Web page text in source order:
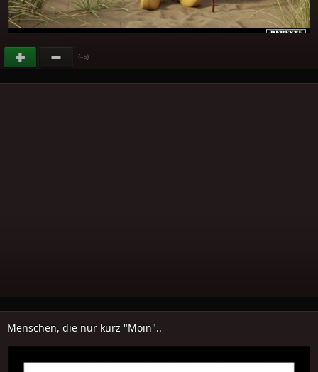
(+5)
Menschen, die nur kurz "Moin"..